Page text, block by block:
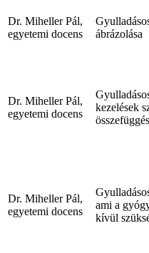
Dr. Miheller Pál,
egyetemi docens
ábrázolása
Dr. Miheller Pál,
egyetemi docens
kezelések
Dr. Miheller Pál,
egyetemi docens
ami a
kívül